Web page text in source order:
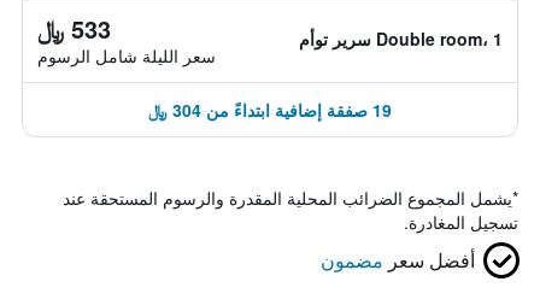
Double room، 1 سرير توأم 533 ﷼
سعر الليلة شامل الرسوم
19 صفقة إضافية ابتداءً من 304 ﷼
*يشمل المجموع الضرائب المحلية المقدرة والرسوم المستحقة عند
تسجيل المغادرة.
أفضل سعر مضمون